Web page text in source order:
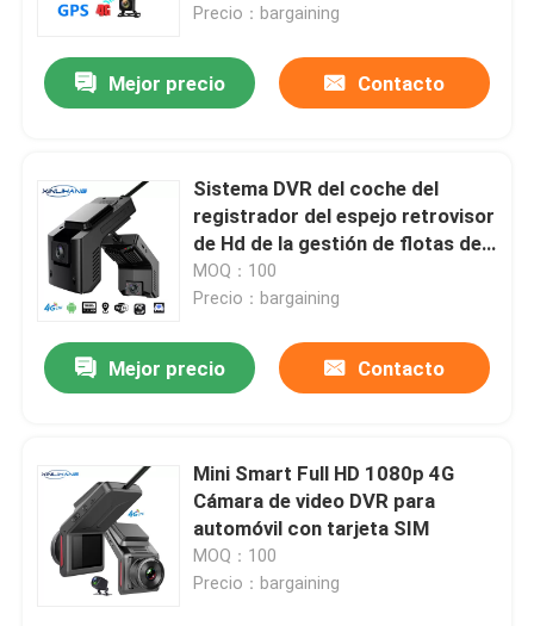
Precio：bargaining
Mejor precio Contacto
Sistema DVR del coche del
registrador del espejo retrovisor
de Hd de la gestión de flotas de
DMS
MOQ：100
Precio：bargaining
Mejor precio Contacto
Mini Smart Full HD 1080p 4G
Cámara de video DVR para
automóvil con tarjeta SIM
MOQ：100
Precio：bargaining